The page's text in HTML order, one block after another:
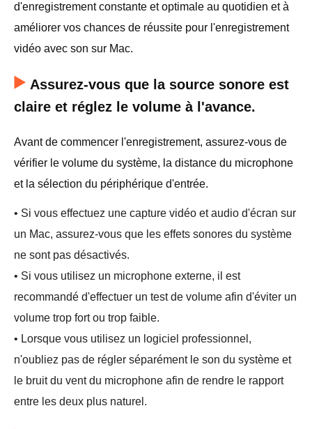
d'enregistrement constante et optimale au quotidien et à
améliorer vos chances de réussite pour l'enregistrement
vidéo avec son sur Mac.
Assurez-vous que la source sonore est
claire et réglez le volume à l'avance.
Avant de commencer l'enregistrement, assurez-vous de
vérifier le volume du système, la distance du microphone
et la sélection du périphérique d'entrée.
• Si vous effectuez une capture vidéo et audio d'écran sur
un Mac, assurez-vous que les effets sonores du système
ne sont pas désactivés.
• Si vous utilisez un microphone externe, il est
recommandé d'effectuer un test de volume afin d'éviter un
volume trop fort ou trop faible.
• Lorsque vous utilisez un logiciel professionnel,
n'oubliez pas de régler séparément le son du système et
le bruit du vent du microphone afin de rendre le rapport
entre les deux plus naturel.